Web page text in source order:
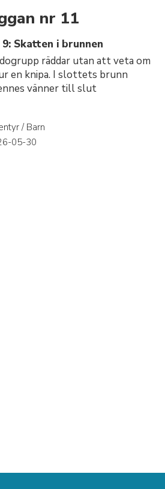
nr 11
Skatten i brunnen
räddar utan att veta om
en knipa. I slottets brunn
vänner till slut
/ Barn
05-30